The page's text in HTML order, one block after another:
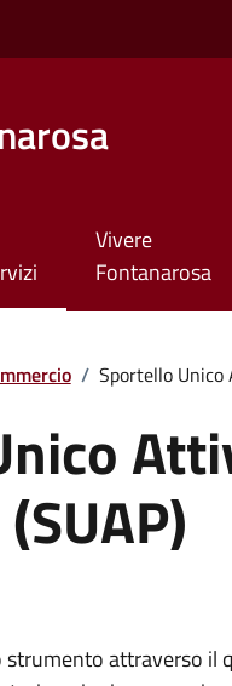
Vivere
Fontanarosa
/ Sportello
strumento attraverso il